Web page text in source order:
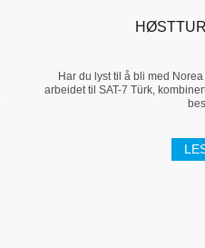
Har du lyst til å bli med
arbeidet til SAT-7 Türk,